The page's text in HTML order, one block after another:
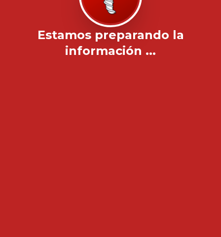
Estamos preparando la
información ...